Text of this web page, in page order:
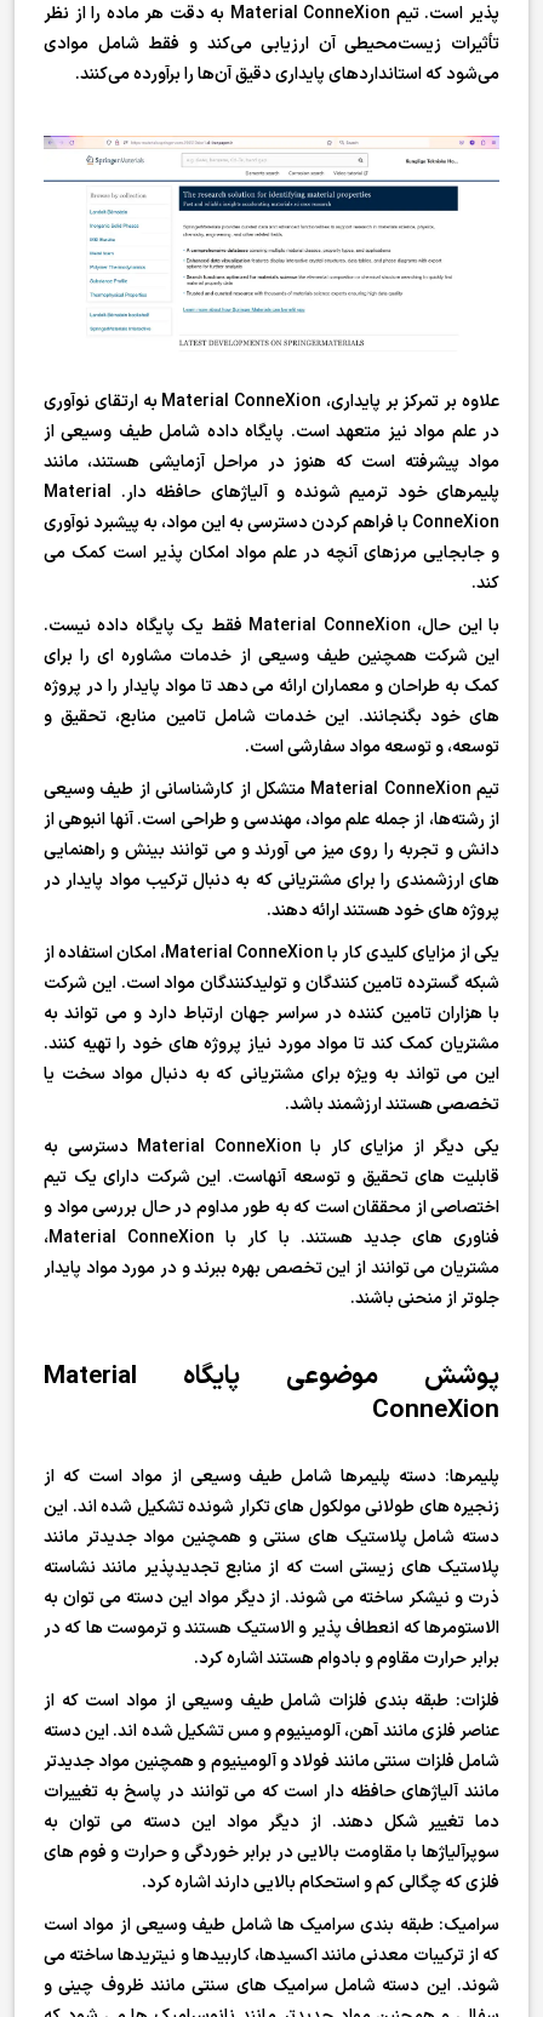
پذیر است. تیم Material ConneXion به دقت هر ماده را از نظر
تأثیرات زیست‌محیطی آن ارزیابی می‌کند و فقط شامل موادی
می‌شود که استانداردهای پایداری دقیق آن‌ها را برآورده می‌کنند.
علاوه بر تمرکز بر پایداری، Material ConneXion به ارتقای نوآوری
در علم مواد نیز متعهد است. پایگاه داده شامل طیف وسیعی از
مواد پیشرفته است که هنوز در مراحل آزمایشی هستند، مانند
پلیمرهای خود ترمیم شونده و آلیاژهای حافظه دار. Material
ConneXion با فراهم کردن دسترسی به این مواد، به پیشبرد نوآوری
و جابجایی مرزهای آنچه در علم مواد امکان پذیر است کمک می
کند.
با این حال، Material ConneXion فقط یک پایگاه داده نیست.
این شرکت همچنین طیف وسیعی از خدمات مشاوره ای را برای
کمک به طراحان و معماران ارائه می دهد تا مواد پایدار را در پروژه
های خود بگنجانند. این خدمات شامل تامین منابع، تحقیق و
توسعه، و توسعه مواد سفارشی است.
تیم Material ConneXion متشکل از کارشناسانی از طیف وسیعی
از رشته‌ها، از جمله علم مواد، مهندسی و طراحی است. آنها انبوهی از
دانش و تجربه را روی میز می آورند و می توانند بینش و راهنمایی
های ارزشمندی را برای مشتریانی که به دنبال ترکیب مواد پایدار در
پروژه های خود هستند ارائه دهند.
یکی از مزایای کلیدی کار با Material ConneXion، امکان استفاده از
شبکه گسترده تامین کنندگان و تولیدکنندگان مواد است. این شرکت
با هزاران تامین کننده در سراسر جهان ارتباط دارد و می تواند به
مشتریان کمک کند تا مواد مورد نیاز پروژه های خود را تهیه کنند.
این می تواند به ویژه برای مشتریانی که به دنبال مواد سخت یا
تخصصی هستند ارزشمند باشد.
یکی دیگر از مزایای کار با Material ConneXion دسترسی به
قابلیت های تحقیق و توسعه آنهاست. این شرکت دارای یک تیم
اختصاصی از محققان است که به طور مداوم در حال بررسی مواد و
فناوری های جدید هستند. با کار با Material ConneXion،
مشتریان می توانند از این تخصص بهره ببرند و در مورد مواد پایدار
جلوتر از منحنی باشند.
پوشش موضوعی پایگاه Material
ConneXion
پلیمرها: دسته پلیمرها شامل طیف وسیعی از مواد است که از
زنجیره های طولانی مولکول های تکرار شونده تشکیل شده اند. این
دسته شامل پلاستیک های سنتی و همچنین مواد جدیدتر مانند
پلاستیک های زیستی است که از منابع تجدیدپذیر مانند نشاسته
ذرت و نیشکر ساخته می شوند. از دیگر مواد این دسته می توان به
الاستومرها که انعطاف پذیر و الاستیک هستند و ترموست ها که در
برابر حرارت مقاوم و بادوام هستند اشاره کرد.
فلزات: طبقه بندی فلزات شامل طیف وسیعی از مواد است که از
عناصر فلزی مانند آهن، آلومینیوم و مس تشکیل شده اند. این دسته
شامل فلزات سنتی مانند فولاد و آلومینیوم و همچنین مواد جدیدتر
مانند آلیاژهای حافظه دار است که می توانند در پاسخ به تغییرات
دما تغییر شکل دهند. از دیگر مواد این دسته می توان به
سوپرآلیاژها با مقاومت بالایی در برابر خوردگی و حرارت و فوم های
فلزی که چگالی کم و استحکام بالایی دارند اشاره کرد.
سرامیک: طبقه بندی سرامیک ها شامل طیف وسیعی از مواد است
که از ترکیبات معدنی مانند اکسیدها، کاربیدها و نیتریدها ساخته می
شوند. این دسته شامل سرامیک های سنتی مانند ظروف چینی و